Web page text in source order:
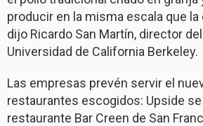
producir en la misma escala que
dijo Ricardo San Martín, director
Universidad de California Berkeley.
Las empresas prevén servir el
restaurantes escogidos: Upside se
restaurante Bar Creen de San